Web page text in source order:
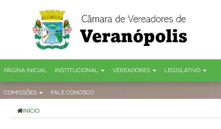
PÁGINA INICIAL INSTITUCIONAL VEREADORES LEGISLATIVO
COMISSÕES FALE CONOSCO
INÍCIO